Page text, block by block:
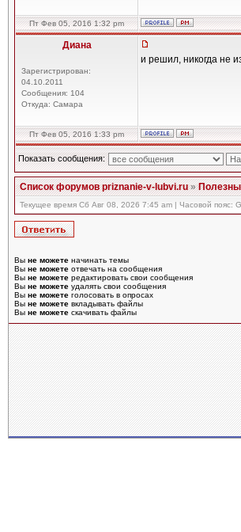
Пт Фев 05, 2016 1:32 pm
Диана
Зарегистрирован:
04.10.2011
Сообщения: 104
Откуда: Самара
и решил, никогда не
Пт Фев 05, 2016 1:33 pm
Показать сообщения:
Список форумов priznanie-v-lubvi.ru»
Текущее время Сб Авг 08, 2026 7:45 am | Часовой пояс:
Вы не можете начинать темы
Вы не можете отвечать на сообщения
Вы не можете редактировать свои сообщения
Вы не можете удалять свои сообщения
Вы не можете голосовать в опросах
Вы не можете вкладывать файлы
Вы не можете скачивать файлы